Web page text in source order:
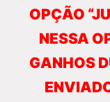
OPÇÃO
NESSA
GANHOS